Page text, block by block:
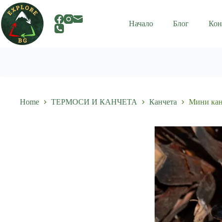
Skip
to
content
Начало Блог
Home ТЕРМОСИ И КАНЧЕТА Канчета Мини